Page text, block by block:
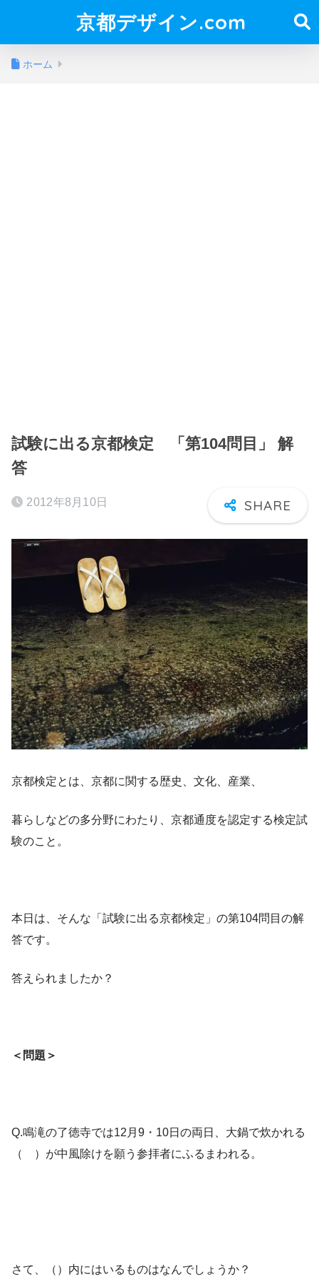
京都デザイン.com
ホーム
試験に出る京都検定 「第104問目」 解
答
2012年8月10日
京都検定とは、京都に関する歴史、文化、産業、
暮らしなどの多分野にわたり、京都通度を認定する検定試
験のこと。
本日は、そんな「試験に出る京都検定」の第104問目の解
答です。
答えられましたか？
＜問題＞
Q.鳴滝の了徳寺では12月9・10日の両日、大鍋で炊かれる
（ ）が中風除けを願う参拝者にふるまわれる。
さて、（）内にはいるものはなんでしょうか？